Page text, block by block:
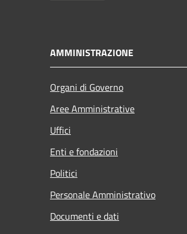
AMMINISTRAZIONE
Organi di Governo
Aree Amministrative
Uffici
Enti e fondazioni
Politici
Personale Amministrativo
Documenti e dati